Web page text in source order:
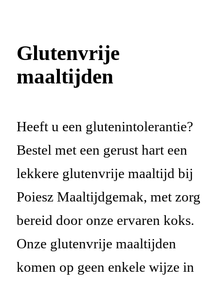
Glutenvrije
maaltijden
Heeft u een glutenintolerantie?
Bestel met een gerust hart een
lekkere glutenvrije maaltijd bij
Poiesz Maaltijdgemak, met zorg
bereid door onze ervaren koks.
Onze glutenvrije maaltijden
komen op geen enkele wijze in